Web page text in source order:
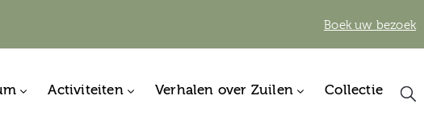
Boek uw bezoek
Activiteiten Verhalen over Zuilen Collectie